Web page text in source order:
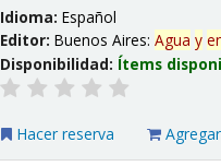
Idioma:Español
Editor:Buenos Aires:Agua y
Disponibilidad: Ítems
Hacer reserva